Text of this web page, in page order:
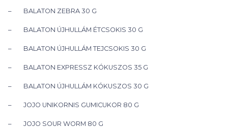
– BALATON ZEBRA 30 G
– BALATON ÚJHULLÁM ÉTCSOKIS 30 G
– BALATON ÚJHULLÁM TEJCSOKIS 30 G
– BALATON EXPRESSZ KÓKUSZOS 35 G
– BALATON ÚJHULLÁM KÓKUSZOS 30 G
– JOJO UNIKORNIS GUMICUKOR 80 G
– JOJO SOUR WORM 80 G